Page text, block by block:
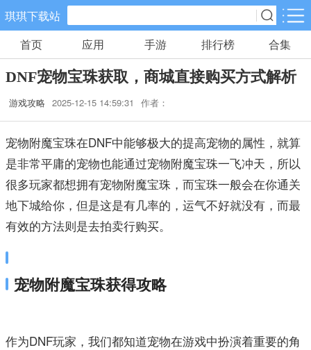
琪琪下载站
手游分类 应用分类
卡牌回合
557款手游
休闲益智
102款手游
角色扮演
棋牌游戏
0款手游
飞行射击
27款手游
动作格斗
25款手游
策略塔防
52款手游
体育竞速
22款手游
冒险解谜
23款手游
1款手游
首页 应用 手游 排行榜 合集
DNF宠物宝珠获取，商城直接购买方式解析
游戏攻略 2025-12-15 14:59:31 作者：
宠物附魔宝珠在DNF中能够极大的提高宠物的属性，就算
是非常平庸的宠物也能通过宠物附魔宝珠一飞冲天，所以
很多玩家都想拥有宠物附魔宝珠，而宝珠一般会在你通关
地下城给你，但是这是有几率的，运气不好就没有，而最
有效的方法则是去拍卖行购买。
宠物附魔宝珠获得攻略
作为DNF玩家，我们都知道宠物在游戏中扮演着重要的角